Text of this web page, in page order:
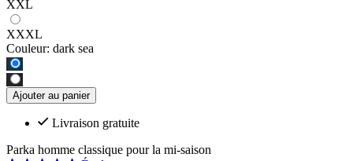
XXL
XXXL
Couleur: dark sea
Ajouter au panier
Livraison gratuite
Parka homme classique pour la mi-saison